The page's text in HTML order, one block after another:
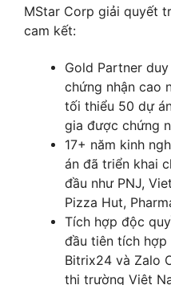
MStar Corp giải quyết
cam kết:
Gold Partner
chứng nhận cao
tối thiểu 50 dự
gia được chứng
17+ năm kinh
án đã triển khai
đầu như PNJ,
Pizza Hut,
Tích hợp độc
đầu tiên tích hợp
Bitrix24 và Zalo
thị trường Việt